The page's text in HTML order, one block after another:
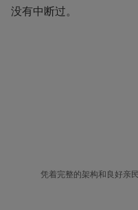
没有中断过。
凭着完整的架构和良好亲